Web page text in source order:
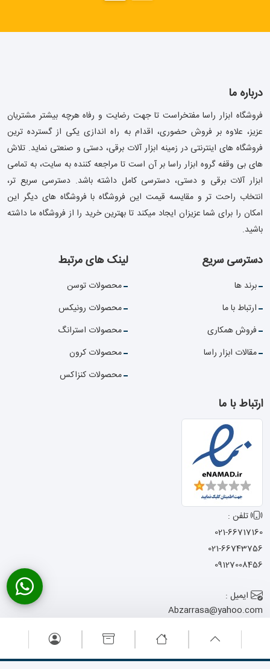
درباره ما
فروشگاه ابزار راسا مفتخراست تا جهت رضایت و رفاه هرچه بیشتر مشتریان
عزیز، علاوه بر فروش حضوری، اقدام به راه اندازی یکی از گسترده ترین
فروشگاه های اینترنتی در زمینه ابزار آلات برقی، دستی و صنعتی نماید. تلاش
های بی وقفه گروه ابزار راسا بر آن است تا مراجعه کننده به سایت، به تمامی
ابزار آلات برقی و دستی، دسترسی کامل داشته باشد. دسترسی سریع تر،
انتخاب راحت تر و مقایسه قیمت این فروشگاه با فروشگاه های دیگر این
امکان را برای شما عزیزان ایجاد میکند تا بهترین خرید را از فروشگاه ما داشته
باشید.
دسترسی سریع
برند ها
ارتباط با ما
فروش همکاری
مقالات ابزار راسا
لینک های مرتبط
محصولات توسن
محصولات رونیکس
محصولات استرانگ
محصولات کرون
محصولات کنزاکس
ارتباط با ما
تلفن :
021-66717160
021-66743756
09127008456
ایمیل :
Abzarrasa@yahoo.com
آدرس :
تهران - خیابان امام
خمینی - نرسیده به میدان حسن آباد